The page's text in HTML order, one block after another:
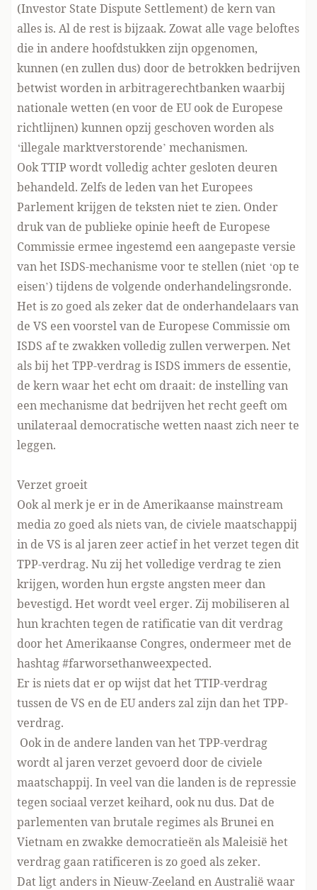
(Investor State Dispute Settlement) de kern van
alles is. Al de rest is bijzaak. Zowat alle vage beloftes
die in andere hoofdstukken zijn opgenomen,
kunnen (en zullen dus) door de betrokken bedrijven
betwist worden in arbitragerechtbanken waarbij
nationale wetten (en voor de EU ook de Europese
richtlijnen) kunnen opzij geschoven worden als
‘illegale marktverstorende’ mechanismen.
Ook TTIP wordt volledig achter gesloten deuren
behandeld. Zelfs de leden van het Europees
Parlement krijgen de teksten niet te zien. Onder
druk van de publieke opinie heeft de Europese
Commissie ermee ingestemd een aangepaste versie
van het ISDS-mechanisme voor te stellen (niet ‘op te
eisen’) tijdens de volgende onderhandelingsronde.
Het is zo goed als zeker dat de onderhandelaars van
de VS een voorstel van de Europese Commissie om
ISDS af te zwakken volledig zullen verwerpen. Net
als bij het TPP-verdrag is ISDS immers de essentie,
de kern waar het echt om draait: de instelling van
een mechanisme dat bedrijven het recht geeft om
unilateraal democratische wetten naast zich neer te
leggen.
Verzet groeit
Ook al merk je er in de Amerikaanse mainstream
media zo goed als niets van, de civiele maatschappij
in de VS is al jaren zeer actief in het verzet tegen dit
TPP-verdrag. Nu zij het volledige verdrag te zien
krijgen, worden hun ergste angsten meer dan
bevestigd. Het wordt veel erger. Zij mobiliseren al
hun krachten tegen de ratificatie van dit verdrag
door het Amerikaanse Congres, ondermeer met de
hashtag #farworsethanweexpected.
Er is niets dat er op wijst dat het TTIP-verdrag
tussen de VS en de EU anders zal zijn dan het TPP-
verdrag.
Ook in de andere landen van het TPP-verdrag
wordt al jaren verzet gevoerd door de civiele
maatschappij. In veel van die landen is de repressie
tegen sociaal verzet keihard, ook nu dus. Dat de
parlementen van brutale regimes als Brunei en
Vietnam en zwakke democratieën als Maleisië het
verdrag gaan ratificeren is zo goed als zeker.
Dat ligt anders in Nieuw-Zeeland en Australië waar